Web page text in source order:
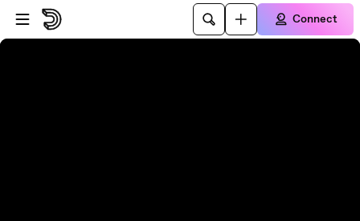
Skip to player
Skip to main content
Connect